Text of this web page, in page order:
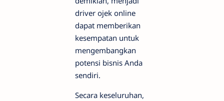
driver ojek online
dapat memberikan
kesempatan untuk
mengembangkan
potensi bisnis Anda
sendiri.
Secara keseluruhan,